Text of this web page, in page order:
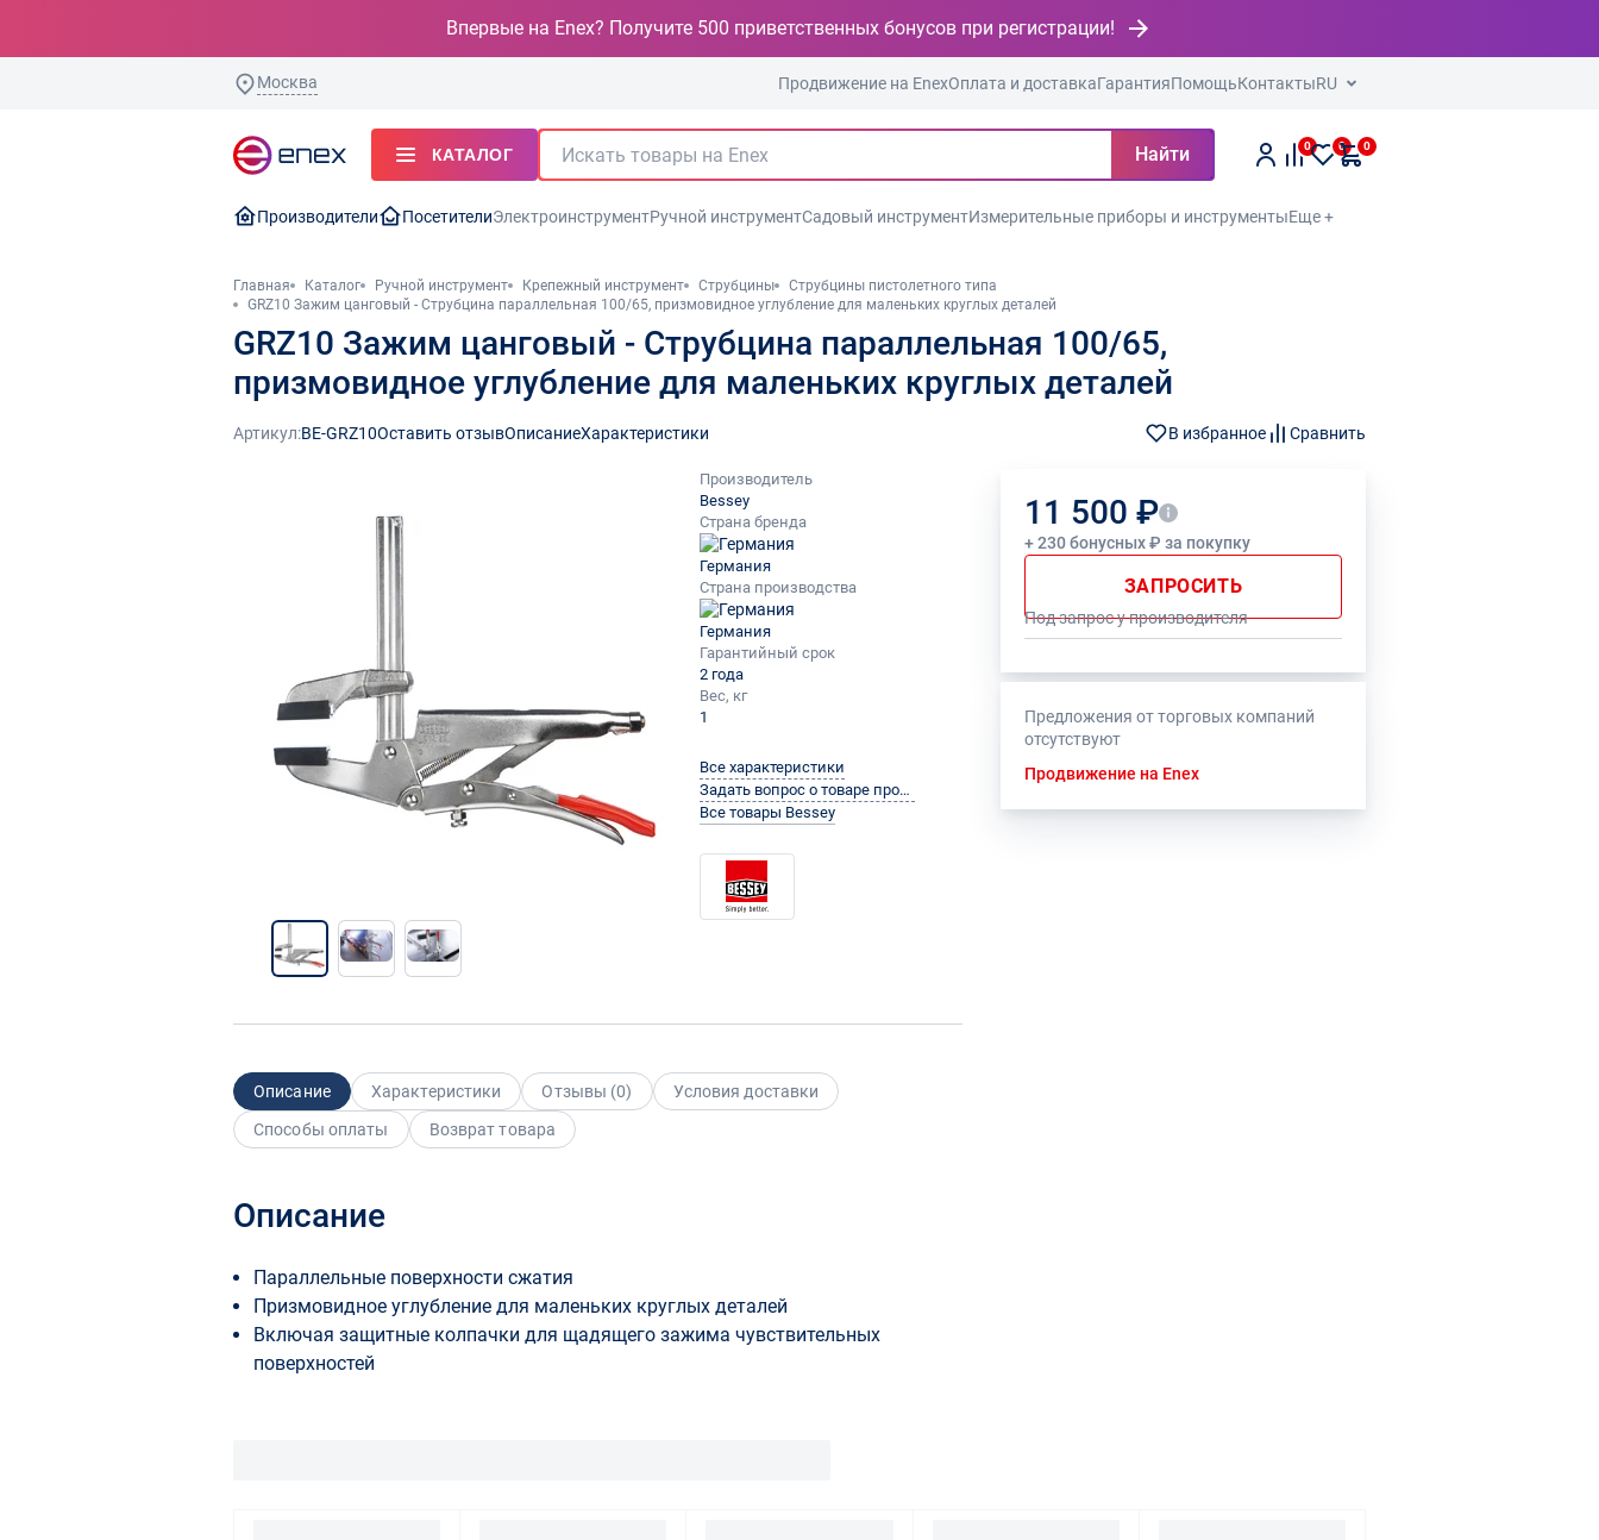
Впервые на Enex? Получите 500 приветственных бонусов при регистрации!
Москва Продвижение на EnexОплата и доставкаГарантияПомощьКонтактыRU
КАТАЛОГ Найти 0 0 0
Производители ПосетителиЭлектроинструментРучной инструментСадовый инструментИзмерительные приборы и инструментыЕще +
Главная Каталог Ручной инструмент Крепежный инструмент Струбцины
Струбцины пистолетного типа
GRZ10 Зажим цанговый - Струбцина параллельная 100/65, призмовидное углубление для маленьких круглых деталей
GRZ10 Зажим цанговый - Струбцина параллельная 100/65,
призмовидное углубление для маленьких круглых деталей
Артикул:BE-GRZ10Оставить отзывОписаниеХарактеристики В избранное Сравнить
Производитель
Bessey
Страна бренда
Германия
Страна производства
Германия
Гарантийный срок
2 года
Вес, кг
1
Все характеристики
Задать вопрос о товаре производителю
Все товары Bessey
11 500 ₽
+ 230 бонусных ₽ за покупку
ЗАПРОСИТЬ
Под запрос у производителя
Предложения от торговых компаний
отсутствуют
Продвижение на Enex
Описание Характеристики Отзывы (0)
Условия доставки
Способы оплаты
Возврат товара
Описание
Параллельные поверхности сжатия
Призмовидное углубление для маленьких круглых деталей
Включая защитные колпачки для щадящего зажима чувствительных
поверхностей